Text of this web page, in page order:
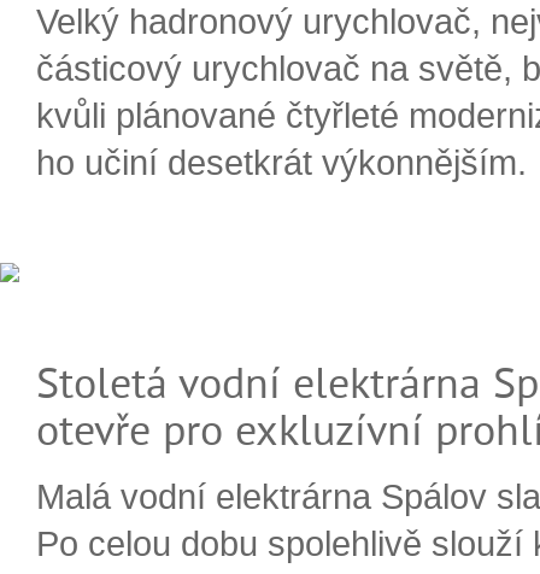
Velký hadronový urychlovač,
částicový urychlovač na světě,
kvůli plánované čtyřleté
ho učiní desetkrát výkonnějším.
Stoletá vodní elektrárna
otevře pro exkluzívní
Malá vodní elektrárna Spálov
Po celou dobu spolehlivě slouží